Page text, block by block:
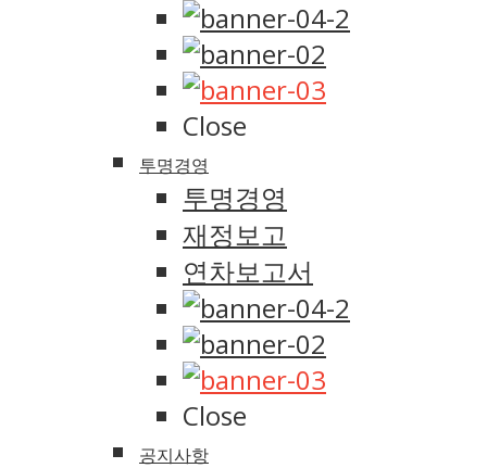
Close
투명경영
투명경영
재정보고
연차보고서
Close
공지사항